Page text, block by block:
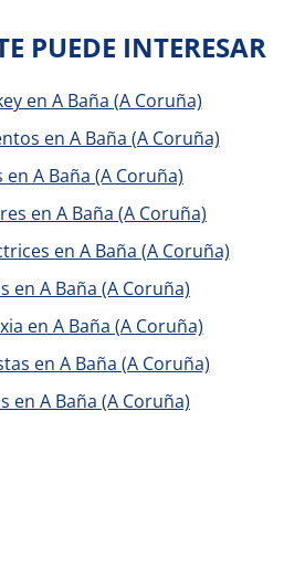
PUEDE INTERESAR
en A Baña (A Coruña)
en A Baña (A Coruña)
en A Baña (A Coruña)
en A Baña (A Coruña)
en A Baña (A Coruña)
en A Baña (A Coruña)
en A Baña (A Coruña)
en A Baña (A Coruña)
en A Baña (A Coruña)